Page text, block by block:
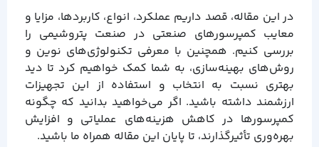
در این مقاله، قصد داریم عملکرد، انواع، کاربردها، مزایا و
معایب کمپرسورهای صنعتی در صنعت پتروشیمی را
بررسی کنیم. همچنین با معرفی تکنولوژی‌های نوین و
روش‌های بهینه‌سازی، به شما کمک خواهیم کرد تا دید
بهتری نسبت به انتخاب و استفاده از این تجهیزات
ارزشمند داشته باشید. اگر می‌خواهید بدانید که چگونه
کمپرسورها در کاهش هزینه‌های عملیاتی و افزایش
بهره‌وری تأثیرگذارند، تا پایان این مقاله همراه ما باشید.